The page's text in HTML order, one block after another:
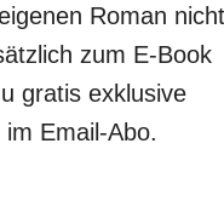
Roman
zum E-Book
gratis exklusive
Email-Abo.